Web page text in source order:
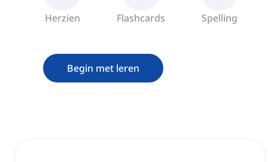
Herzien Flashcards Spelling
Begin met leren